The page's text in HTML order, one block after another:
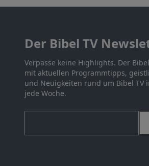
Der Bibel TV
Verpasse keine Highlights. Der
mit aktuellen Programmtipps,
und Neuigkeiten rund um Bibel TV
jede Woche.